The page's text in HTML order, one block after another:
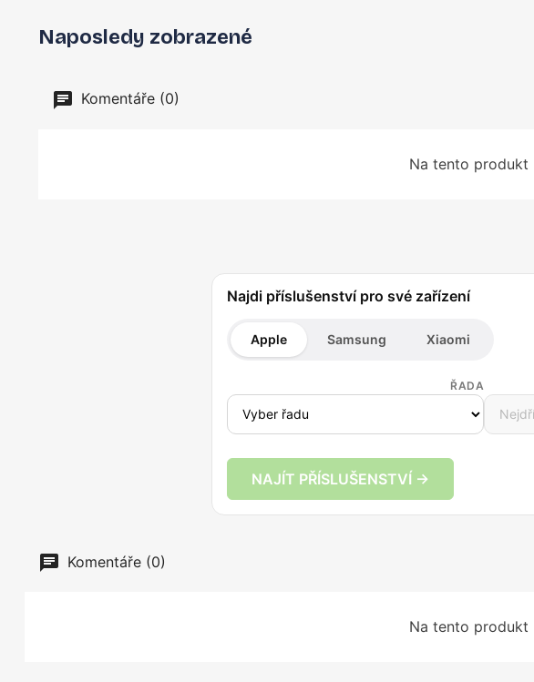
Naposledy zobrazené
Komentáře (0)
Na tento produkt
Najdi příslušenství pro své zařízení
Apple Samsung Xiaomi
ŘADA
NAJÍT PŘÍSLUŠENSTVÍ →
Komentáře (0)
Na tento produkt